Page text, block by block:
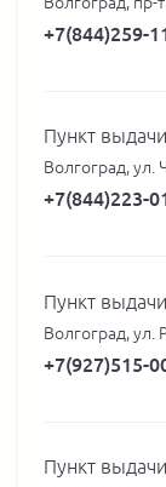
+7(844)259-
Пункт выдачи
Волгоград, ул.
+7(844)223-
Пункт выдачи
Волгоград, ул.
+7(927)515-
Пункт выдачи